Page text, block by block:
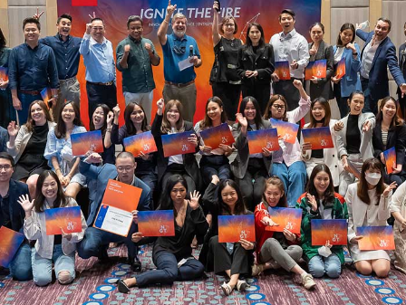
ค้นหาจากชื่อร้าน
ค้นหาจากเนื้อหา